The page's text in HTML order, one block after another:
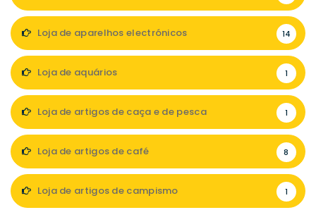
Loja de aparelhos electrónicos 14
Loja de aquários 1
Loja de artigos de caça e de pesca 1
Loja de artigos de café 8
Loja de artigos de campismo 1